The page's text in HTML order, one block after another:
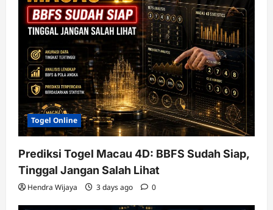
Togel Online
Prediksi Togel Macau 4D: BBFS Sudah Siap,
Tinggal Jangan Salah Lihat
Hendra Wijaya 3 days ago 0